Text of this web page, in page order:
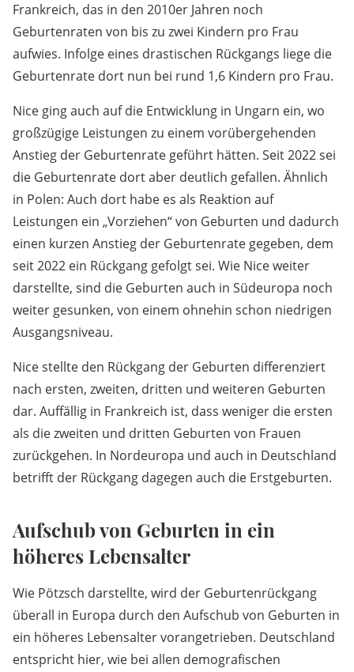
Frankreich, das in den 2010er Jahren noch
Geburtenraten von bis zu zwei Kindern pro Frau
aufwies. Infolge eines drastischen Rückgangs liege die
Geburtenrate dort nun bei rund 1,6 Kindern pro Frau.
Nice ging auch auf die Entwicklung in Ungarn ein, wo
großzügige Leistungen zu einem vorübergehenden
Anstieg der Geburtenrate geführt hätten. Seit 2022 sei
die Geburtenrate dort aber deutlich gefallen. Ähnlich
in Polen: Auch dort habe es als Reaktion auf
Leistungen ein „Vorziehen“ von Geburten und dadurch
einen kurzen Anstieg der Geburtenrate gegeben, dem
seit 2022 ein Rückgang gefolgt sei. Wie Nice weiter
darstellte, sind die Geburten auch in Südeuropa noch
weiter gesunken, von einem ohnehin schon niedrigen
Ausgangsniveau.
Nice stellte den Rückgang der Geburten differenziert
nach ersten, zweiten, dritten und weiteren Geburten
dar. Auffällig in Frankreich ist, dass weniger die ersten
als die zweiten und dritten Geburten von Frauen
zurückgehen. In Nordeuropa und auch in Deutschland
betrifft der Rückgang dagegen auch die Erstgeburten.
Aufschub von Geburten in ein
höheres Lebensalter
Wie Pötzsch darstellte, wird der Geburtenrückgang
überall in Europa durch den Aufschub von Geburten in
ein höheres Lebensalter vorangetrieben. Deutschland
entspricht hier, wie bei allen demografischen